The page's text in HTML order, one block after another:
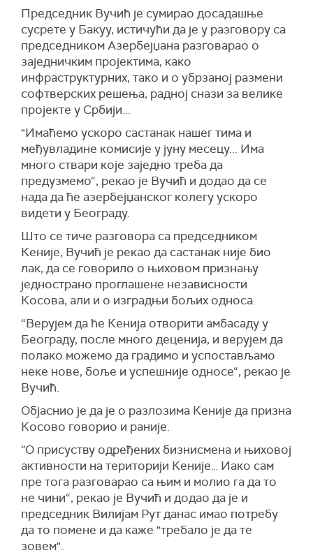
Председник Вучић је сумирао досадашње
сусрете у Бакуу, истичући да је у разговору са
председником Азербејџана разговарао о
заједничким пројектима, како
инфраструктурних, тако и о убрзаној размени
софтверских решења, радној снази за велике
пројекте у Србији...
"Имаћемо ускоро састанак нашег тима и
међувладине комисије у јуну месецу... Има
много ствари које заједно треба да
предузмемо“, рекао је Вучић и додао да се
нада да ће азербејџанског колегу ускоро
видети у Београду.
Што се тиче разговора са председником
Кеније, Вучић је рекао да састанак није био
лак, да се говорило о њиховом признању
једнострано проглашене независности
Косова, али и о изградњи бољих односа.
“Верујем да ће Кенија отворити амбасаду у
Београду, после много деценија, и верујем да
полако можемо да градимо и успостављамо
неке нове, боље и успешније односе“, рекао је
Вучић.
Објаснио је да је о разлозима Кеније да призна
Косово говорио и раније.
“О присуству одређених бизнисмена и њиховој
активности на територији Кеније… Иако сам
пре тога разговарао са њим и молио га да то
не чини“, рекао је Вучић и додао да је и
председник Вилијам Рут данас имао потребу
да то помене и да каже "требало је да те
зовем".